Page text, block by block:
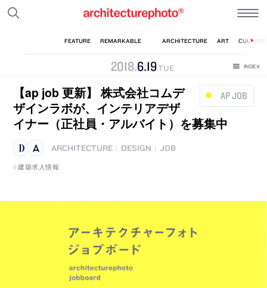
2018.6.19TUE
AP JOB
【ap job 更新】 株式会社コムデ
ザインラボが、インテリアデザ
イナー（正社員・アルバイト）を募集中
ARCHITECTURE DESIGN
JOB
建築求人情報